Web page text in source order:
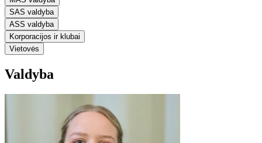
SAS valdyba
ASS valdyba
Korporacijos ir klubai
Vietovės
Valdyba